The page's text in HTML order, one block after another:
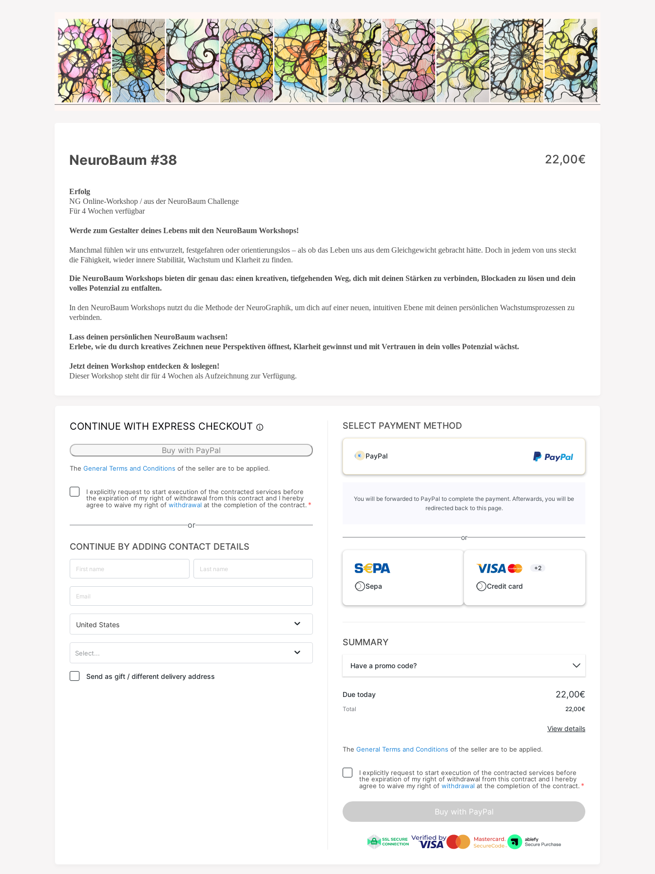
NeuroBaum #38 22,00€
Erfolg
NG Online-Workshop / aus der NeuroBaum Challenge
Für 4 Wochen verfügbar
Werde zum Gestalter deines Lebens mit den NeuroBaum Workshops!
Manchmal fühlen wir uns entwurzelt, festgefahren oder orientierungslos – als ob das Leben uns aus dem Gleichgewicht gebracht hätte. Doch in jedem von uns steckt
die Fähigkeit, wieder innere Stabilität, Wachstum und Klarheit zu finden.
Die NeuroBaum Workshops bieten dir genau das: einen kreativen, tiefgehenden Weg, dich mit deinen Stärken zu verbinden, Blockaden zu lösen und dein
volles Potenzial zu entfalten.
In den NeuroBaum Workshops nutzt du die Methode der NeuroGraphik, um dich auf einer neuen, intuitiven Ebene mit deinen persönlichen Wachstumsprozessen zu
verbinden.
Lass deinen persönlichen NeuroBaum wachsen!
Erlebe, wie du durch kreatives Zeichnen neue Perspektiven öffnest, Klarheit gewinnst und mit Vertrauen in dein volles Potenzial wächst.
Jetzt deinen Workshop entdecken & loslegen!
Dieser Workshop steht dir für 4 Wochen als Aufzeichnung zur Verfügung.
CONTINUE WITH EXPRESS CHECKOUT
Buy with PayPal
The General Terms and Conditions of the seller are to be applied.
I explicitly request to start execution of the contracted services before
the expiration of my right of withdrawal from this contract and I hereby
agree to waive my right of withdrawal at the completion of the contract. *
or
CONTINUE BY ADDING CONTACT DETAILS
United States
Select...
Send as gift / different delivery address
SELECT PAYMENT METHOD
PayPal
You will be forwarded to PayPal to complete the payment. Afterwards, you will be
redirected back to this page.
or
Sepa
+2
Credit card
SUMMARY
Have a promo code?
Due today 22,00€
Total 22,00€
View details
The General Terms and Conditions of the seller are to be applied.
I explicitly request to start execution of the contracted services before
the expiration of my right of withdrawal from this contract and I hereby
agree to waive my right of withdrawal at the completion of the contract. *
Buy with PayPal